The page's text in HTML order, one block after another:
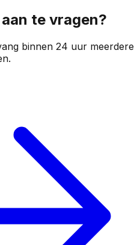
te vragen?
binnen 24 uur meerdere